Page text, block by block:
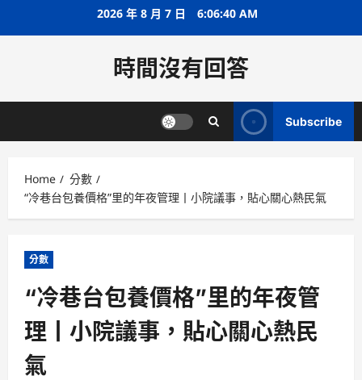
2026 年 8 月 7 日 6:06:41 AM
時間沒有回答
Subscribe
Home
分數
“冷巷台包養價格”里的年夜管理丨小院議事，貼心關心熱民氣
分數
“冷巷台包養價格”里的年夜管
理丨小院議事，貼心關心熱民
氣